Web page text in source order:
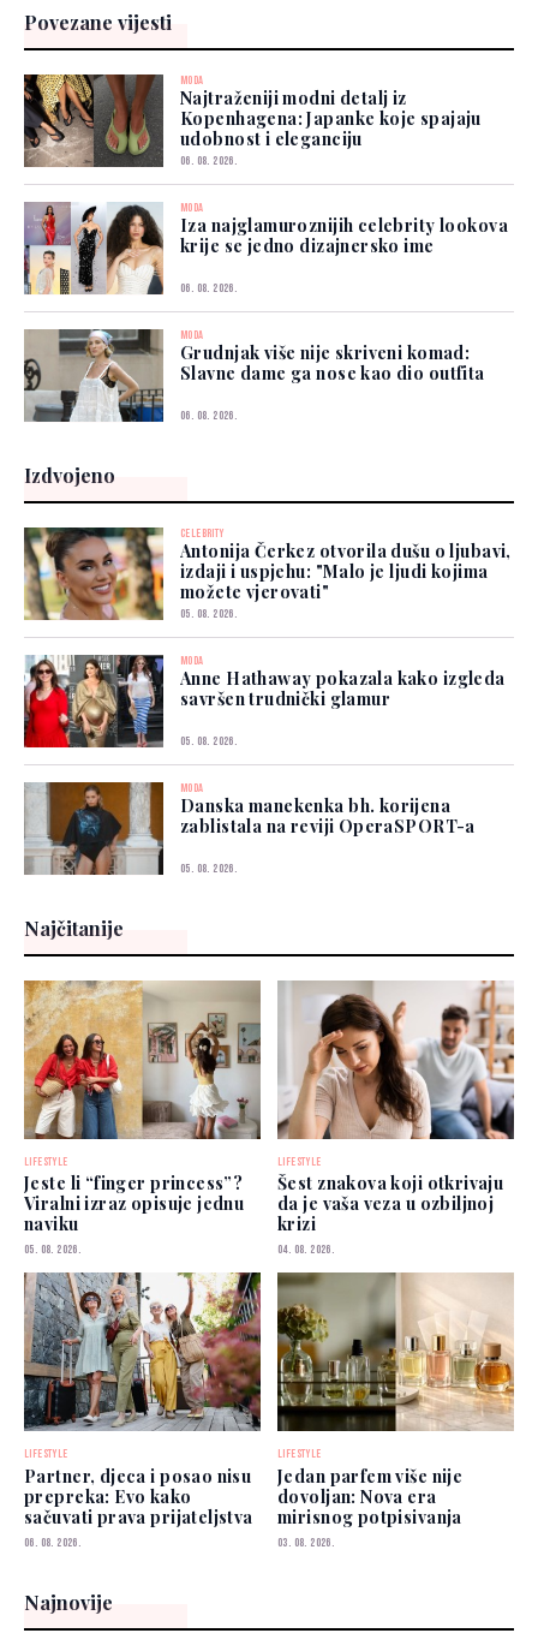
Povezane vijesti
MODA
Najtraženiji modni detalj iz
Kopenhagena: Japanke koje spajaju
udobnost i eleganciju
06. 08. 2026.
MODA
Iza najglamuroznijih celebrity lookova
krije se jedno dizajnersko ime
06. 08. 2026.
MODA
Grudnjak više nije skriveni komad:
Slavne dame ga nose kao dio outfita
06. 08. 2026.
Izdvojeno
CELEBRITY
Antonija Čerkez otvorila dušu o ljubavi,
izdaji i uspjehu: "Malo je ljudi kojima
možete vjerovati"
05. 08. 2026.
MODA
Anne Hathaway pokazala kako izgleda
savršen trudnički glamur
05. 08. 2026.
MODA
Danska manekenka bh. korijena
zablistala na reviji OperaSPORT-a
05. 08. 2026.
Najčitanije
LIFESTYLE
Jeste li “finger princess”?
Viralni izraz opisuje jednu
naviku
05. 08. 2026.
LIFESTYLE
Šest znakova koji otkrivaju
da je vaša veza u ozbiljnoj
krizi
04. 08. 2026.
LIFESTYLE
Partner, djeca i posao nisu
prepreka: Evo kako
sačuvati prava prijateljstva
06. 08. 2026.
LIFESTYLE
Jedan parfem više nije
dovoljan: Nova era
mirisnog potpisivanja
03. 08. 2026.
Najnovije